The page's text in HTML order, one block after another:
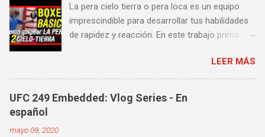
La pera cielo tierra o pera loca es un equipo
imprescindible para desarrollar tus habilidades
de rapidez y reacción. En este trabajo prima
fuerza o la contundencia. Este trabajo también
es fenomenal para desarrollar esquives y
contra golpes a alta velocidad; así como
también las entradas rápidas para acortar
LEER MÁS
UFC 249 Embedded: Vlog Series - En
español
mayo 09, 2020